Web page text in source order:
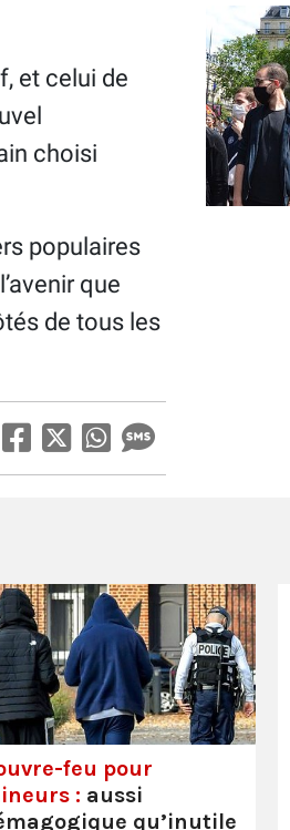
et celui de
choisi
populaires
que
de tous les
feu pour
: aussi
qu’inutile